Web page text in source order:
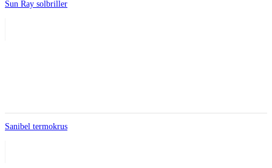
Sun Ray solbriller
Sanibel termokrus